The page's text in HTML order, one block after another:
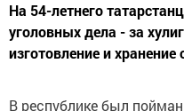
На 54-летнего
уголовных дела - за
изготовление и
В республике был